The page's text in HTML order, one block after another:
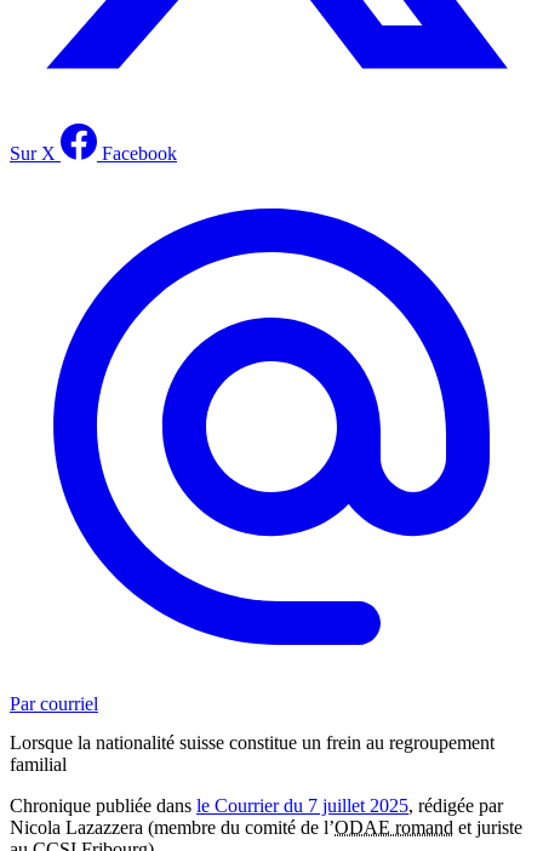
Sur X Facebook
Par courriel
Lorsque la nationalité suisse constitue un frein au regroupement
familial
Chronique publiée dans le Courrier du 7 juillet 2025, rédigée par
Nicola Lazazzera (membre du comité de l’ODAE romand et juriste